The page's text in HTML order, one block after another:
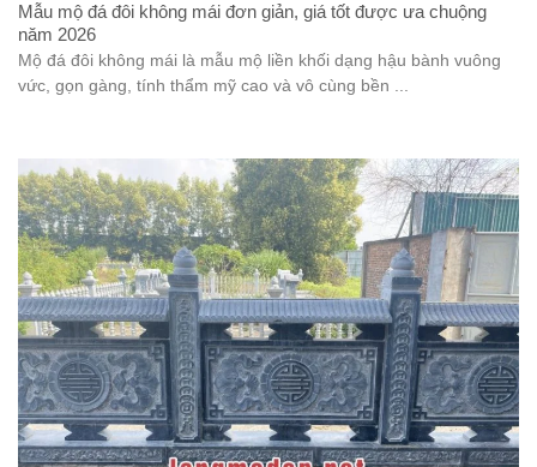
Mẫu mộ đá đôi không mái đơn giản, giá tốt được ưa chuộng
năm 2026
Mộ đá đôi không mái là mẫu mộ liền khối dạng hậu bành vuông
vức, gọn gàng, tính thẩm mỹ cao và vô cùng bền ...